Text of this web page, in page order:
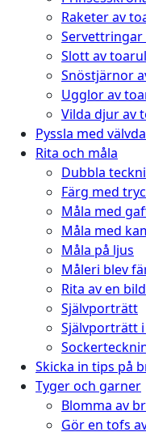
Raketer av
Slott av
Snöstjärnor
Ugglor av
Vilda djur av
Pyssla med
Rita och måla
Dubbla
Färg med
Måla med
Måla med
Måla på ljus
Måleri blev
Rita av en bild
Självporträtt
Självporträtt
Skicka in tips på
Tyger och garner
Blomma av
Gör en tofs